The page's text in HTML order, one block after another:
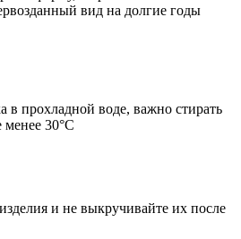
вид на долгие годы
в прохладной воде, важно стирать
менее 30°C
и не выкручивайте их после